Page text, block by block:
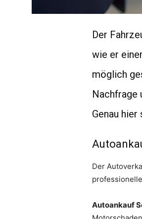
Der
wie er
möglich
Nachfrage
Genau
Der
Autoankauf